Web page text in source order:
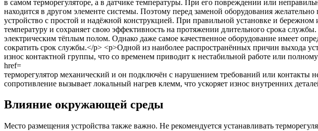
терморегулятор механический и он подключён с нарушением требований или
сопротивление вызывает локальный нагрев клемм, что ускоряет износ внутренних
Влияние окружающей среды
Место размещения устройства также важно. Не рекомендуется устанавливать